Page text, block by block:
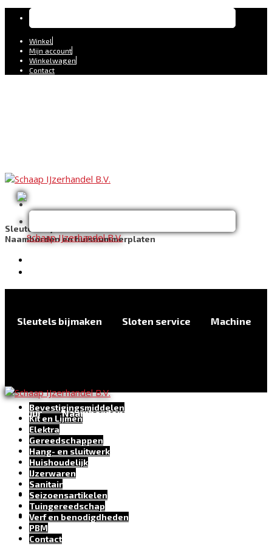
Winkel
Mijn account
Winkelwagen
Contact
Sleutels bijmaken Sloten service Machine
verhuur Naamborden en huisnummerplaten
Sleutels bijmaken
Naamborden en huisnummerplaten
Bevestigingsmiddelen
Kit en Lijmen
Elektra
Gereedschappen
Hang- en sluitwerk
Huishoudelijk
IJzerwaren
Sanitair
Seizoensartikelen
Tuingereedschap
Verf en benodigdheden
PBM
Contact